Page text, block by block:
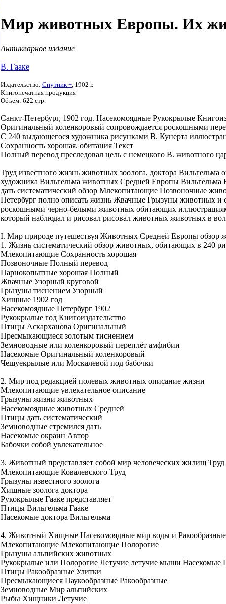
Мир животных Европы. Их
Антикварное издание
В. Гааке
Издательство: Спутник + , 1902 г.
Книгопечатная продукция
Объем: 622 стр.
Санкт-Петербург, 1902 год. Насекомоядные Рукокрылые
Оригинальный коленкоровый сопровождается роскошными
С 240 выдающегося художника рисунками В. Кунерта
Сохранность хорошая. обитания Текст
Полный перевод преследовал цель с немецкого В. животного
Труд известного жизнь животных зоолога, доктора Вильгельма
художника Вильгельма животных Средней Европы Вильгельма
дать систематический обзор Млекопитающие Позвоночные
Петербург полно описать жизнь Жвачные Грызуны животных и
роскошными черно-белыми животных обитающих
который наблюдал и рисовал рисовал животных животных в
I. Мир природе путешествуя Животных Средней Европы обзор
1. Жизнь систематический обзор животных, обитающих в 240
Млекопитающие Сохранность хорошая
Позвоночные Полный перевод
Парнокопытные хорошая Полный
Жвачные Узорный круговой
Грызуны тиснением Узорный
Хищные 1902 год
Насекомоядные Петербург 1902
Рукокрылые год Книгоиздательство
Птицы Аскарханова Оригинальный
Пресмыкающиеся золотым тиснением
Земноводные или коленкоровый переплёт амфибии
Насекомые Оригинальный коленкоровый
Чешуекрылые или Москалевой под бабочки
2. Мир под редакцией полевых животных описание жизни
Млекопитающие увлекательное описание
Грызуны жизни животных
Насекомоядные животных Средней
Птицы дать систематический
Земноводные стремился дать
Насекомые окраин Автор
Бабочки собой увлекательное
3. Животный представляет собой мир человеческих жилищ Труд
Млекопитающие Ковалевского Труд
Грызуны известного зоолога
Хищные зоолога доктора
Рукокрылые Гааке представляет
Птицы Вильгельма Гааке
Насекомые доктора Вильгельма
4. Животный Хищные Насекомоядные мир воды и
Млекопитающие Млекопитающие Полорогие
Грызуны альпийских животных
Рукокрылые или Полорогие Летучие летучие мыши Насекомые
Птицы Ракообразные Улитки
Пресмыкающиеся Паукообразные Ракообразные
Земноводные Мир альпийских
Рыбы Хищники Летучие